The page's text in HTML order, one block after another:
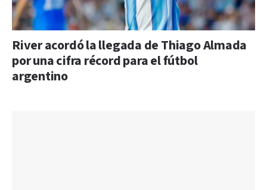
River acordó la llegada de Thiago Almada
por una cifra récord para el fútbol
argentino